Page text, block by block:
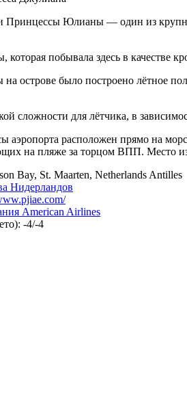
Юлианы — один из
побывала здесь в качестве
острове было построено лётное
сложности для лётчика, в
аэропорта расположен прямо на
на пляже за торцом ВПП. Место
Bay, St. Maarten, Netherlands Antilles
Нидерландов
American Airlines
-4/-4